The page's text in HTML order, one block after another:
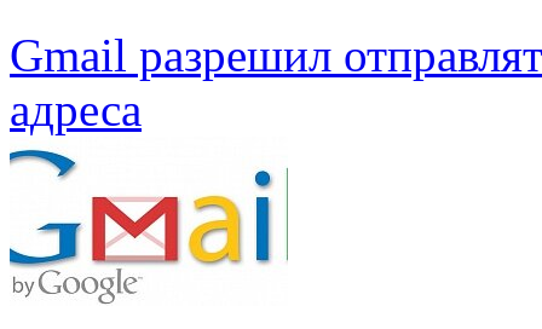
Gmail разрешил
адреса